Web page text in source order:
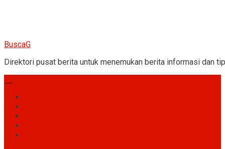
BuscaG
Direktori pusat berita untuk menemukan berita informasi dan